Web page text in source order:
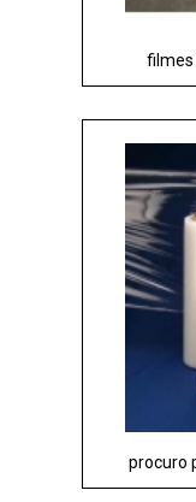
filmes
procuro